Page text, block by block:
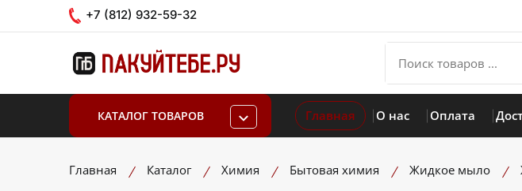
+7 (812) 932-59-32
КАТАЛОГ ТОВАРОВ Главная О нас Оплата
Главная Каталог Химия Бытовая химия Жидкое мыло